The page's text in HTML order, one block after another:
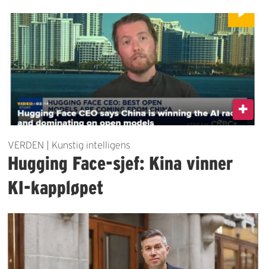
VERDEN | Kunstig intelligens
Hugging Face-sjef: Kina vinner
KI-kappløpet